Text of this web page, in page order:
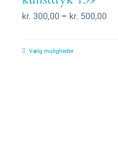
kr. 300,00 – kr. 500,00
Vælg muligheder